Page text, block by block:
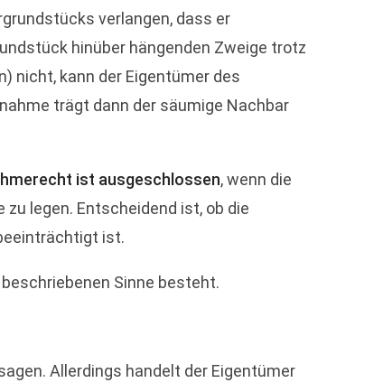
verlangen, dass er
hinüber hängenden Zweige trotz
nicht, kann der Eigentümer des
trägt dann der säumige Nachbar
ist ausgeschlossen, wenn die
legen. Entscheidend ist, ob die
ist.
Sinne besteht.
Allerdings handelt der Eigentümer